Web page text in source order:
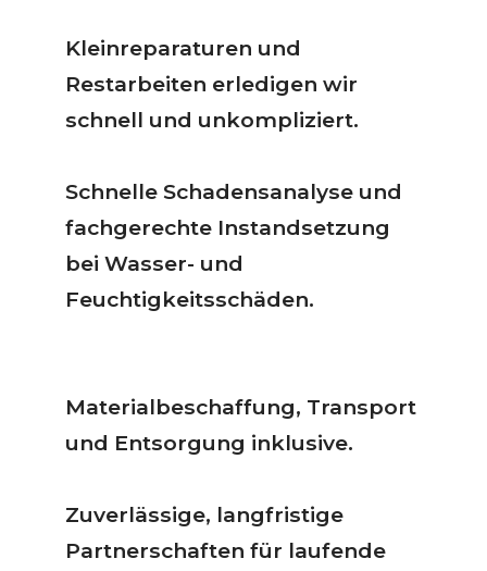
Kleinreparaturen und
Restarbeiten erledigen wir
schnell und unkompliziert.
Schnelle Schadensanalyse und
fachgerechte Instandsetzung
bei Wasser- und
Feuchtigkeitsschäden.
Materialbeschaffung, Transport
und Entsorgung inklusive.
Zuverlässige, langfristige
Partnerschaften für laufende